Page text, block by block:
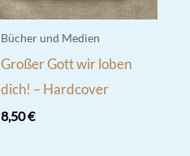
Bücher und Medien
Großer Gott wir loben
dich! – Hardcover
8,50€